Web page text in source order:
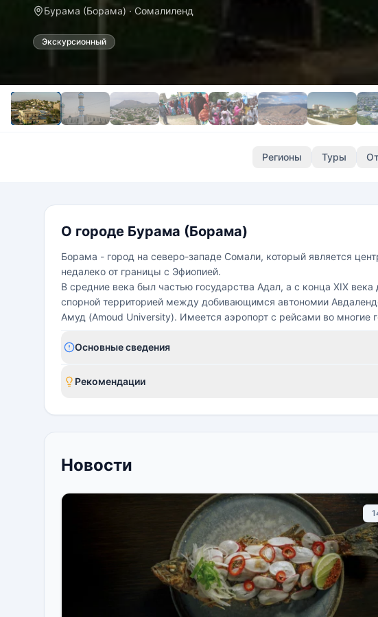
Бурама (Борама) · Сомалиленд
Экскурсионный
Регионы Туры
О городе Бурама (Борама)
Борама - город на северо-западе Сомали, который является
недалеко от границы с Эфиопией.
В средние века был частью государства Адал, а с конца XIX
спорной территорией между добивающимся автономии
Амуд (Amoud University). Имеется аэропорт с рейсами во многие
Основные сведения
Рекомендации
Новости